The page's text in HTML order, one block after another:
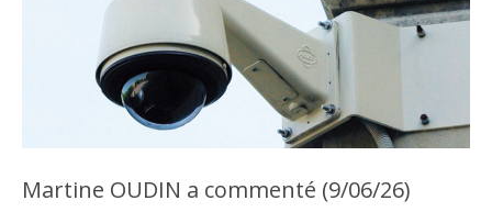
Martine OUDIN a commenté (9/06/26)